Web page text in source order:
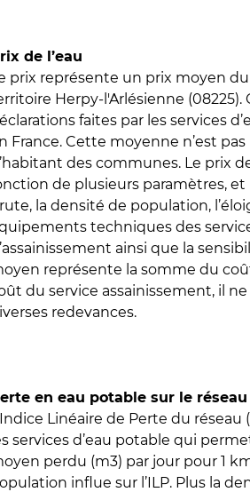
de l’eau
prix représente un prix moyen
Herpy-l'Arlésienne (08225).
faites par les services
France. Cette moyenne n’est
des communes. Le prix
de plusieurs paramètres,
la densité de population,
techniques des
ainsi que la
représente la somme du
du service assainissement, il
redevances.
en eau potable sur le réseau
Linéaire de Perte du
services d’eau potable qui
perdu (m3) par jour pour 1
influe sur l’ILP. Plus la